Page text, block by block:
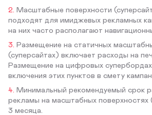
Масштабные поверхности
подходят для имиджевых рекламных
на них часто располагают
Размещение на статичных
(суперсайтах) включает расходы на
Размещение на цифровых
включения этих пунктов в смету
Минимальный рекомендуемый срок
рекламы на масштабных
3 месяца.